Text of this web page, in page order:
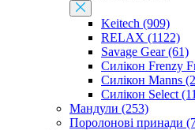
Keitech (909)
RELAX (1122)
Savage Gear (61)
Силікон Frenzy
Силікон Manns
Силікон Select
Мандули (253)
Поролонові принади